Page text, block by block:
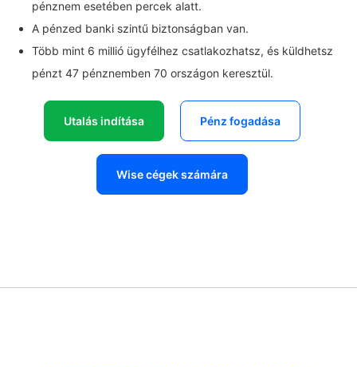
pénznem esetében percek alatt.
A pénzed banki szintű biztonságban van.
Több mint 6 millió ügyfélhez csatlakozhatsz, és küldhetsz
pénzt 47 pénznemben 70 országon keresztül.
Utalás indítása Pénz fogadása
Wise cégek számára